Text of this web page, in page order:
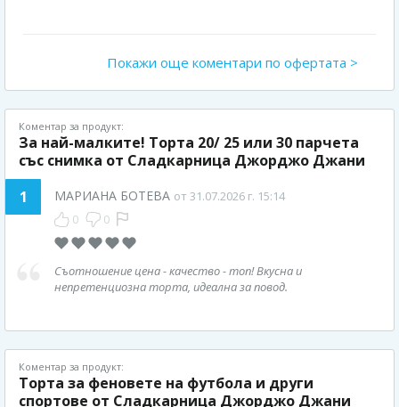
Покажи още коментари по офертата >
Коментар за продукт:
За най-малките! Торта 20/ 25 или 30 парчета
със снимка от Сладкарница Джорджо Джани
1
МАРИАНА БОТЕВА от 31.07.2026 г. 15:14
0 0
Съотношение цена - качество - топ! Вкусна и
непретенциозна торта, идеална за повод.
Коментар за продукт:
Торта за феновете на футбола и други
спортове от Сладкарница Джорджо Джани